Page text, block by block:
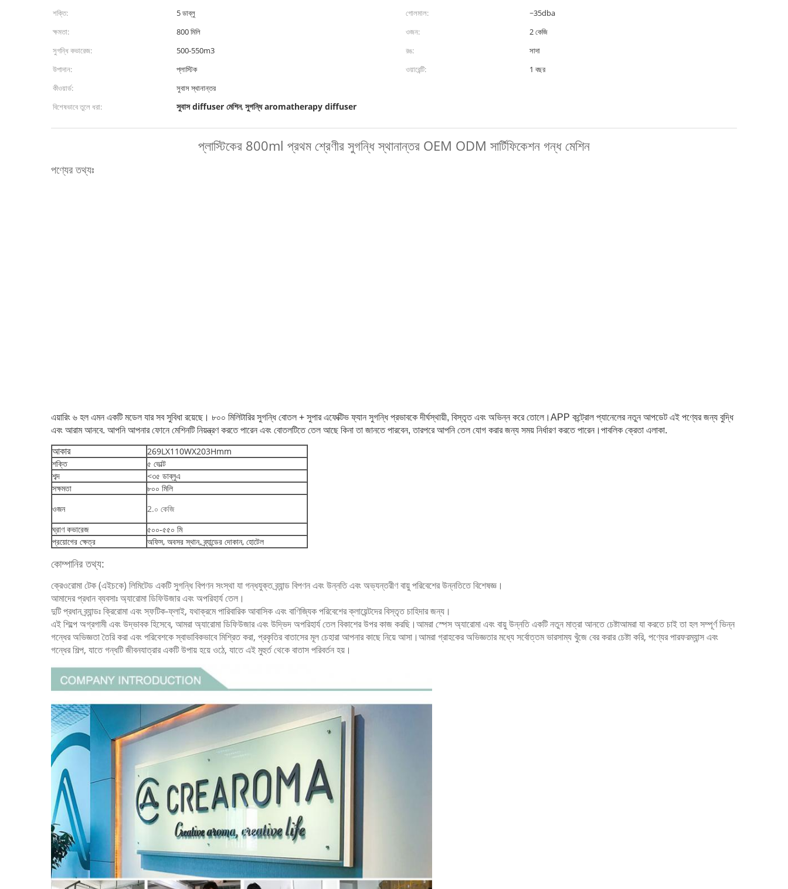
শক্তি:
5 ডাব্লু গোলমাল:
~35dba
ক্ষমতা:
800 মিলি ওজন:
2 কেজি
সুগন্ধি কভারেজ:
500-550m3 রঙ:
সাদা
উপাদান:
প্লাস্টিক ওয়ারেন্টি:
1 বছর
কীওয়ার্ড:
সুবাস স্থানান্তর
বিশেষভাবে তুলে ধরা:
সুবাস diffuser মেশিন,সুগন্ধি aromatherapy diffuser
প্লাস্টিকের 800ml প্রথম শ্রেণীর সুগন্ধি স্থানান্তর OEM ODM সার্টিফিকেশন গন্ধ মেশিন
পণ্যের তথ্যঃ
এয়ারিং ৬ হল এমন একটি মডেল যার সব সুবিধা রয়েছে। ৮০০ মিলিটারির সুগন্ধি বোতল + সুপার এফেক্টিভ ফ্যান সুগন্ধি প্রভাবকে দীর্ঘস্থায়ী, বিস্তৃত এবং অভিন্ন করে তোলে।APP কন্ট্রোল প্যানেলের নতুন আপডেট এই পণ্যের জন্য বুদ্ধি
এবং আরাম আনবে. আপনি আপনার ফোনে মেশিনটি নিয়ন্ত্রণ করতে পারেন এবং বোতলটিতে তেল আছে কিনা তা জানতে পারবেন, তারপরে আপনি তেল যোগ করার জন্য সময় নির্ধারণ করতে পারেন।পাবলিক ক্রেতা এলাকা.
আকার
269LX110WX203Hmm
শক্তি
৫ ভোল্ট
শব্দ
<৩৫ ডাব্লুএ
সক্ষমতা
৮০০ মিলি
ওজন
2.০ কেজি
ঘ্রাণ কভারেজ
৫০০-৫৫০ মি
প্রয়োগের ক্ষেত্র
অফিস, অবসর স্থান, ব্র্যান্ডের দোকান, হোটেল
কোম্পানির তথ্য:
ক্রেওরোমা টেক (এইচকে) লিমিটেড একটি সুগন্ধি বিপণন সংস্থা যা গন্ধযুক্ত ব্র্যান্ড বিপণন এবং উন্নতি এবং অভ্যন্তরীণ বায়ু পরিবেশের উন্নতিতে বিশেষজ্ঞ।
আমাদের প্রধান ব্যবসাঃ অ্যারোমা ডিফিউজার এবং অপরিহার্য তেল।
দুটি প্রধান ব্র্যান্ডঃ ক্রিরোমা এবং স্ফটিক-ফ্লাই, যথাক্রমে পারিবারিক আবাসিক এবং বাণিজ্যিক পরিবেশের ক্লায়েন্টদের বিস্তৃত চাহিদার জন্য।
এই শিল্পে অগ্রগামী এবং উদ্ভাবক হিসেবে, আমরা অ্যারোমা ডিফিউজার এবং উদ্ভিদ অপরিহার্য তেল বিকাশের উপর কাজ করছি।আমরা স্পেস অ্যারোমা এবং বায়ু উন্নতি একটি নতুন মাত্রা আনতে চেষ্টাআমরা যা করতে চাই তা হল সম্পূর্ণ ভিন্ন
গন্ধের অভিজ্ঞতা তৈরি করা এবং পরিবেশকে স্বাভাবিকভাবে মিশ্রিত করা, প্রকৃতির বাতাসের মূল চেহারা আপনার কাছে নিয়ে আসা।আমরা গ্রাহকের অভিজ্ঞতার মধ্যে সর্বোত্তম ভারসাম্য খুঁজে বের করার চেষ্টা করি, পণ্যের পারফরম্যান্স এবং
গন্ধের শিল্প, যাতে গন্ধটি জীবনযাত্রার একটি উপায় হয়ে ওঠে, যাতে এই মুহুর্ত থেকে বাতাস পরিবর্তন হয়।